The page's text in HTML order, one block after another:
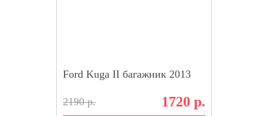
Ford Kuga II багажник 2013
1720 р.
2190 р.